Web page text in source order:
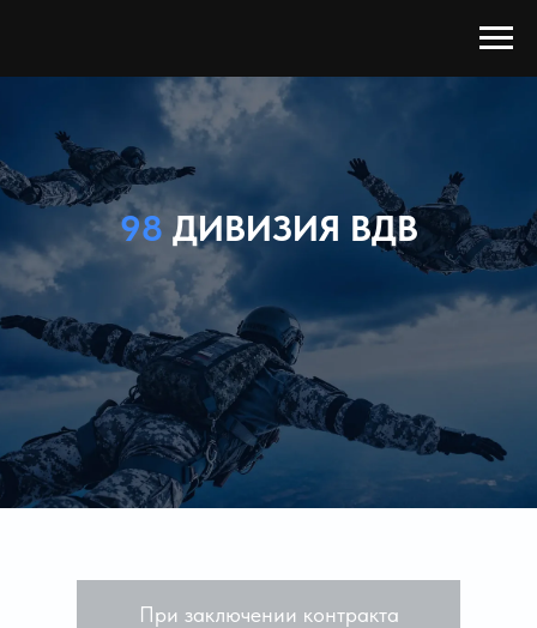
98 ДИВИЗИЯ ВДВ
При заключении контракта